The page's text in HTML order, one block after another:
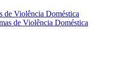
de Violência Doméstica
de Violência Doméstica